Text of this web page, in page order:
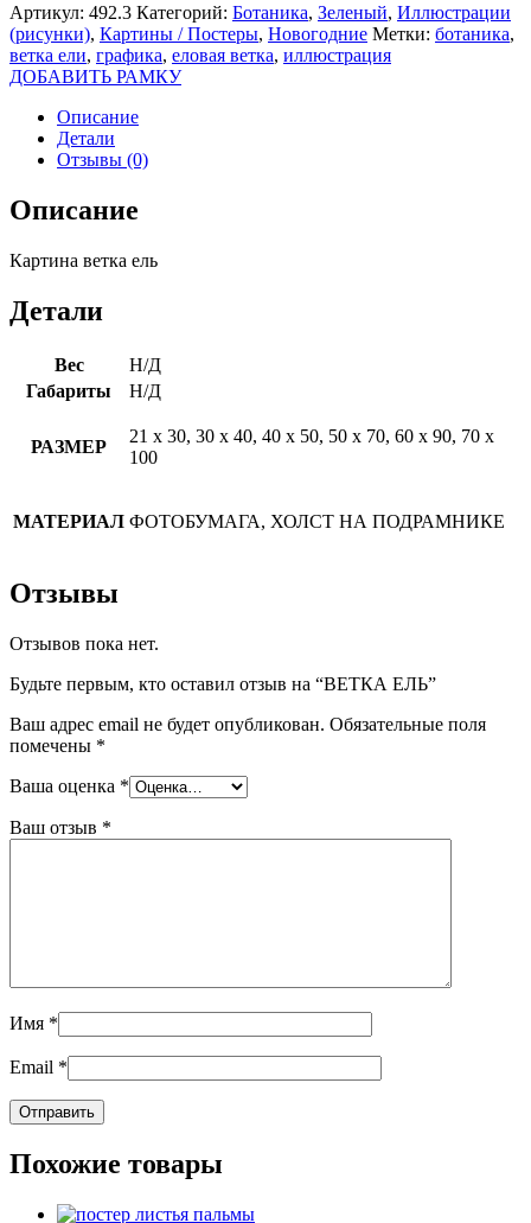
Артикул: 492.3 Категорий: Ботаника, Зеленый, Иллюстрации
(рисунки), Картины / Постеры, Новогодние Метки: ботаника,
ветка ели, графика, еловая ветка, иллюстрация
ДОБАВИТЬ РАМКУ
Описание
Детали
Отзывы (0)
Описание
Картина ветка ель
Детали
Вес
Н/Д
Габариты
Н/Д
РАЗМЕР
21 х 30, 30 х 40, 40 х 50, 50 х 70, 60 х 90, 70 х
100
МАТЕРИАЛ ФОТОБУМАГА, ХОЛСТ НА ПОДРАМНИКЕ
Отзывы
Отзывов пока нет.
Будьте первым, кто оставил отзыв на “ВЕТКА ЕЛЬ”
Ваш адрес email не будет опубликован. Обязательные поля
помечены *
Ваша оценка *
Ваш отзыв *
Имя *
Email *
Похожие товары